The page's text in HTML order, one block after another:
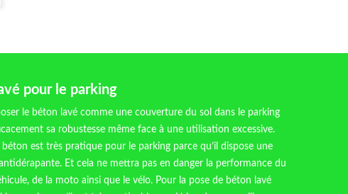
pour le parking
le béton lavé comme une couverture du sol dans le parking
sa robustesse même face à une utilisation excessive.
est très pratique pour le parking parce qu’il dispose une
Et cela ne mettra pas en danger la performance du
de la moto ainsi que le vélo. Pour la pose de béton lavé